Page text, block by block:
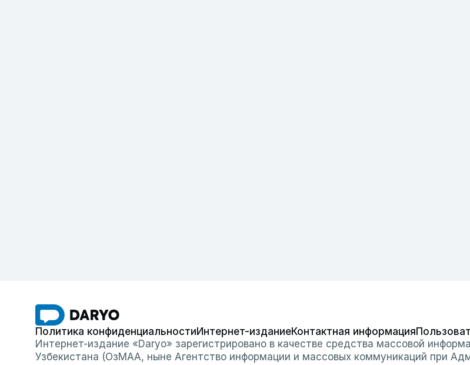
Политика конфиденциальностиИнтернет-изданиеКонтактная информация
Интернет-издание «Daryo» зарегистрировано в качестве средства массовой
Узбекистана (ОзМАА, ныне Агентство информации и массовых коммуникаций при